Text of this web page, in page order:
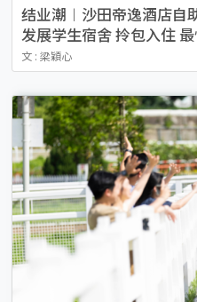
结业潮︱沙田帝逸酒店自
发展学生宿舍 拎包入住
文 : 梁穎心